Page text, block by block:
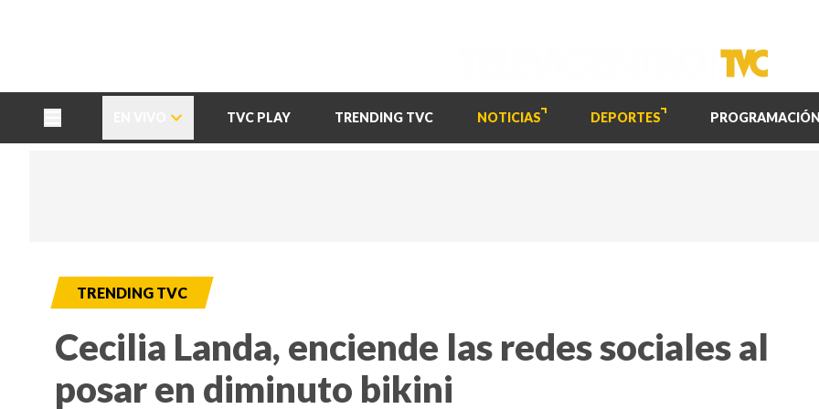
TVC PLAY TRENDING TVC NOTICIAS DEPORTES PROGRAMACIÓN
TRENDING TVC
Cecilia Landa, enciende las redes sociales al
posar en diminuto bikini